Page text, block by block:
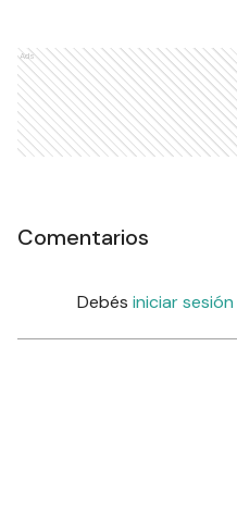
Ads
Comentarios
Debés iniciar sesión